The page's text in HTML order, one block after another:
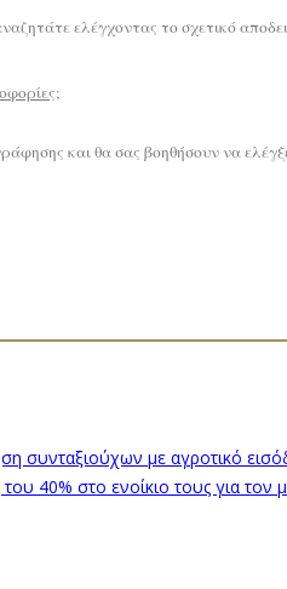
ελέγχοντας το σχετικό
και θα σας βοηθήσουν να
συνταξιούχων με αγροτικό
40% στο ενοίκιο τους για τον